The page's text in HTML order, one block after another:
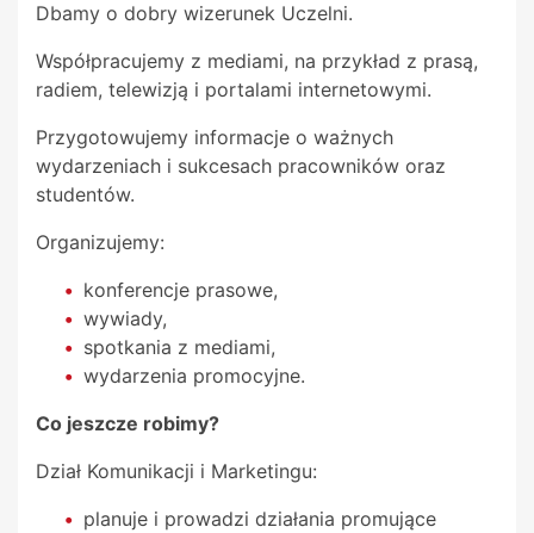
Dbamy o dobry wizerunek Uczelni.
Współpracujemy z mediami, na przykład z prasą,
radiem, telewizją i portalami internetowymi.
Przygotowujemy informacje o ważnych
wydarzeniach i sukcesach pracowników oraz
studentów.
Organizujemy:
konferencje prasowe,
wywiady,
spotkania z mediami,
wydarzenia promocyjne.
Co jeszcze robimy?
Dział Komunikacji i Marketingu:
planuje i prowadzi działania promujące